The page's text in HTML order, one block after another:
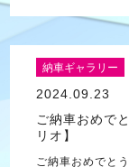
納車ギャラリー
2024.09.23
ご納車おめで
リオ】
ご納車おめでと